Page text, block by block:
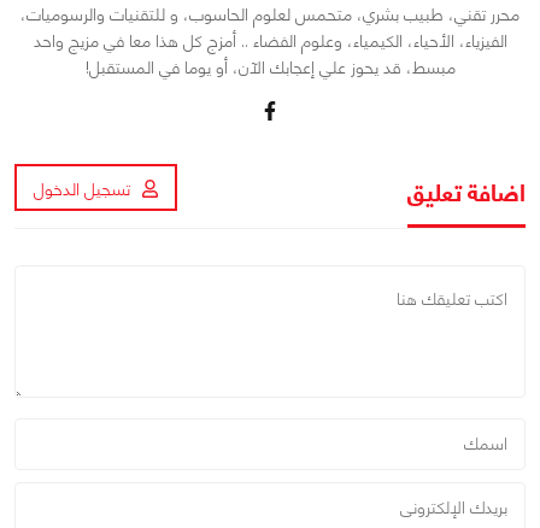
محرر تقني، طبيب بشري، متحمس لعلوم الحاسوب، و للتقنيات والرسوميات،
الفيزياء، الأحياء، الكيمياء، وعلوم الفضاء .. أمزج كل هذا معا في مزيج واحد
مبسط، قد يحوز علي إعجابك الآن، أو يوما في المستقبل!
اضافة تعليق تسجيل الدخول